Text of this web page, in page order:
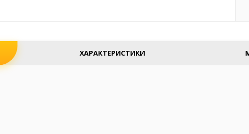
ХАРАКТЕРИСТИКИ